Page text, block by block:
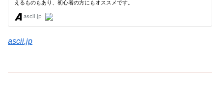
ascii.jp